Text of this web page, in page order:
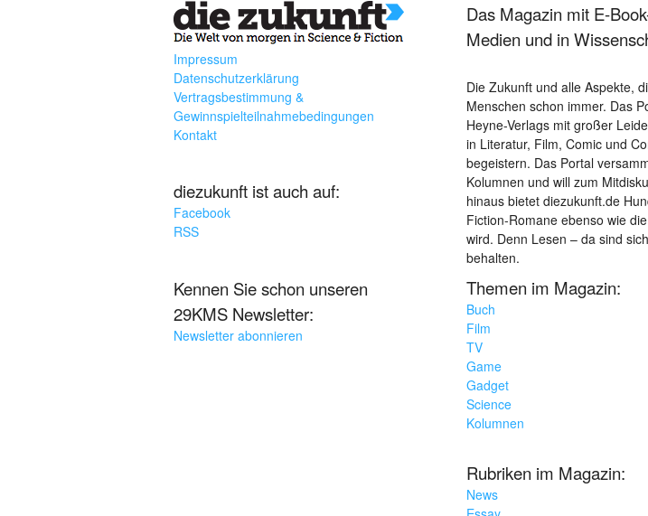
Impressum
Datenschutzerklärung
Vertragsbestimmung &
Gewinnspielteilnahmebedingungen
Kontakt
diezukunft ist auch auf:
Facebook
RSS
Kennen Sie schon unseren
29KMS Newsletter:
Newsletter abonnieren
Das Magazin mit E-
Medien und in
Die Zukunft und alle Aspekte,
Menschen schon immer. Das
Heyne-Verlags mit großer
in Literatur, Film, Comic und
begeistern. Das Portal
Kolumnen und will zum
hinaus bietet diezukunft.de
Fiction-Romane ebenso wie
wird. Denn Lesen – da sind
behalten.
Themen im Magazin:
Buch
Film
TV
Game
Gadget
Science
Kolumnen
Rubriken im Magazin:
News